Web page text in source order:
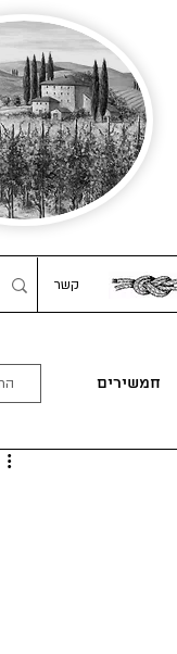
קשר
חמשירים